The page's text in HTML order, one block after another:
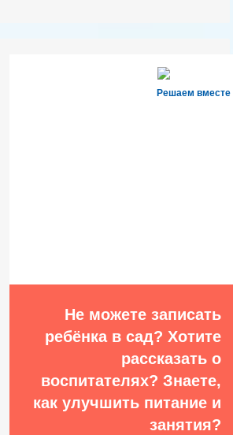
Решаем вместе
Не можете записать
ребёнка в сад? Хотите
рассказать о
воспитателях? Знаете,
как улучшить питание и
занятия?